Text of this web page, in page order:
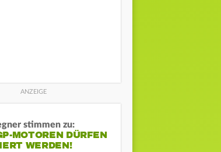
stimmen zu:
MOTOREN DÜRFEN
WERDEN!